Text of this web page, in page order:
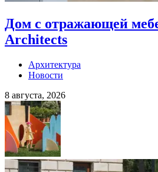
Дом с отражающей
Architects
Архитектура
Новости
8 августа, 2026